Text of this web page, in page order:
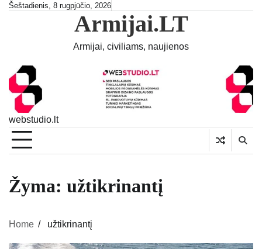
SkipŠeštadienis, 8 rugpjūčio, 2026
Armijai.LT
Armijai, civiliams, naujienos
webstudio.lt
Žyma: užtikrinantį
Home užtikrinantį